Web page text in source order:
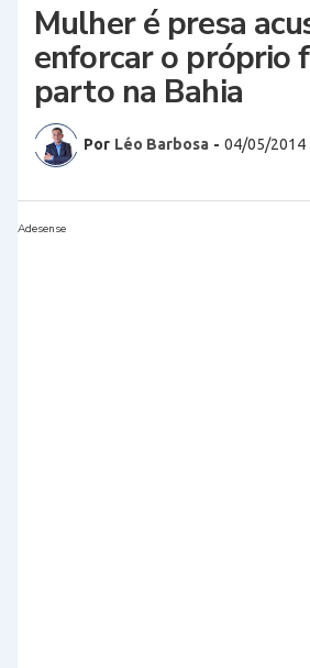
Mulher é presa
enforcar o próprio
parto na Bahia
Por Léo Barbosa - 04/05/2014
Adesense